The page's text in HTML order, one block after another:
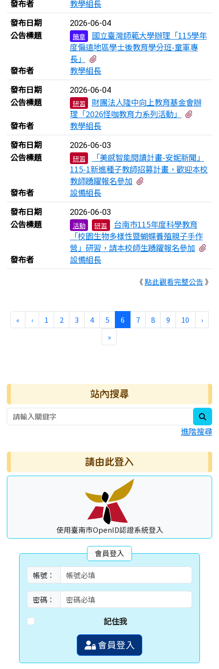
發布者
教學組長
發布日期
2026-06-04
公告標題 簡章
國立臺灣師範大學辦理「115學年
度偏遠地區學士後教育學分班-童軍專
長」
發布者
教學組長
發布日期
2026-06-04
公告標題 研習
財團法人隆中向上教育基金會辦
理「2026怪咖教育力系列活動」
發布者
教學組長
發布日期
2026-06-03
公告標題 研習
「美感智能閱讀計畫-安妮新聞」
115-1新進種子教師招募計畫，歡迎本校
教師踴躍報名參加
發布者
設備組長
發布日期
2026-06-03
公告標題 活動 研習
台南市115年度科學教育
「校園生物多樣性暨蝴蝶養殖親子手作
營」研習，請本校師生踴躍報名參加
發布者
設備組長
《點此觀看完整公告》
«第一頁
‹上一頁
1 2 3 4 5 6(目前頁次)
7 8 9 10 ›下一
»最後頁
右邊區域內容 站內搜尋
進階搜尋
請由此登入
使用臺南市OpenID認證系統登入
會員登入
帳號：
密碼：
記住我
會員登入